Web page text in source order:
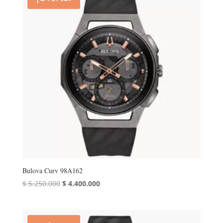
Bulova Curv 98A162
$5.250.000 El
era:
$4.400.000El
es: